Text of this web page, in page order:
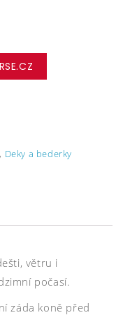
, Deky a bederky
větru i
počasí.
záda koně před